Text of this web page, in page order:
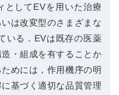
としてEVを用いた治療
は改変型のさまざまな
いる．EVは既存の医薬
・組成を有することか
めには，作用機序の明
基づく適切な品質管理